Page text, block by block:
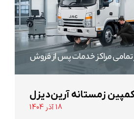
زمستانه آرین‌دیزل
18 آذر 1404